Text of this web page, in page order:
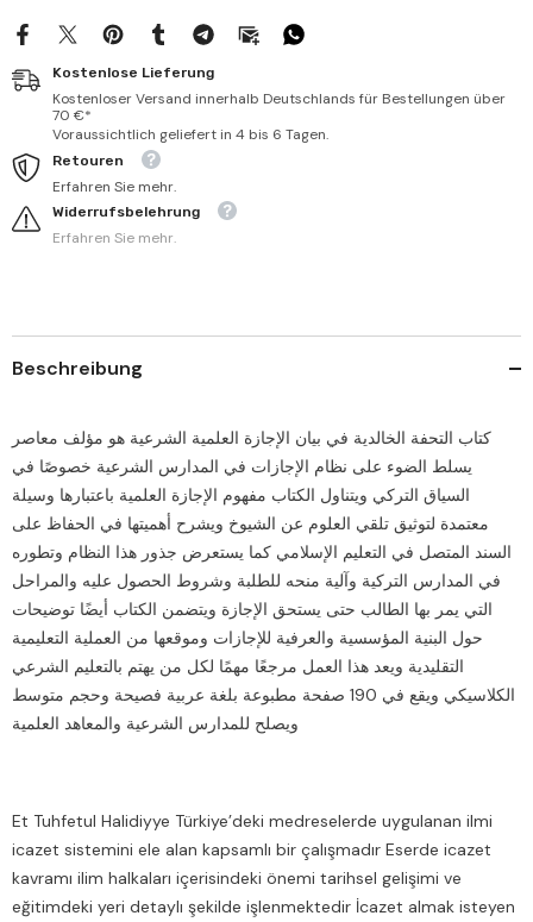
الإجازة
العلمية
في
المدارس
التركية
الإجازة
العلمية
في
المدارس
Kostenlose Lieferung
Kostenloser Versand innerhalb Deutschlands für Bestellungen über
70 €*
Voraussichtlich geliefert in 4 bis 6 Tagen.
Retouren
Erfahren Sie mehr.
Widerrufsbelehrung
Erfahren Sie mehr.
Beschreibung
كتاب التحفة الخالدية في بيان الإجازة العلمية الشرعية هو مؤلف معاصر
يسلط الضوء على نظام الإجازات في المدارس الشرعية خصوصًا في
السياق التركي ويتناول الكتاب مفهوم الإجازة العلمية باعتبارها وسيلة
معتمدة لتوثيق تلقي العلوم عن الشيوخ ويشرح أهميتها في الحفاظ على
السند المتصل في التعليم الإسلامي كما يستعرض جذور هذا النظام وتطوره
في المدارس التركية وآلية منحه للطلبة وشروط الحصول عليه والمراحل
التي يمر بها الطالب حتى يستحق الإجازة ويتضمن الكتاب أيضًا توضيحات
حول البنية المؤسسية والعرفية للإجازات وموقعها من العملية التعليمية
التقليدية ويعد هذا العمل مرجعًا مهمًا لكل من يهتم بالتعليم الشرعي
الكلاسيكي ويقع في 190 صفحة مطبوعة بلغة عربية فصيحة وحجم متوسط
ويصلح للمدارس الشرعية والمعاهد العلمية
Et Tuhfetul Halidiyye Türkiye’deki medreselerde uygulanan ilmi
icazet sistemini ele alan kapsamlı bir çalışmadır Eserde icazet
kavramı ilim halkaları içerisindeki önemi tarihsel gelişimi ve
eğitimdeki yeri detaylı şekilde işlenmektedir İcazet almak isteyen